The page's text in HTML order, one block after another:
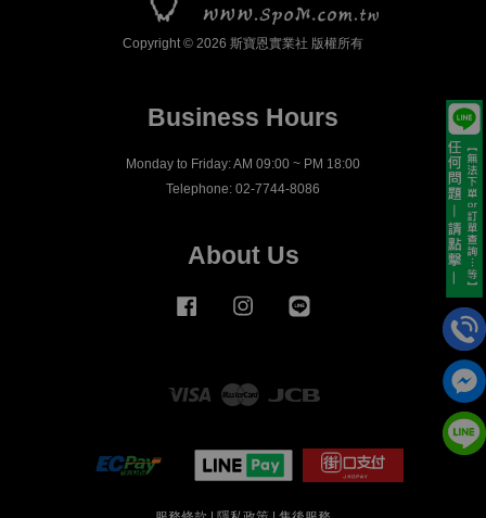
Copyright © 2026 斯寶恩實業社 版權所有
Business Hours
Monday to Friday: AM 09:00 ~ PM 18:00
Telephone: 02-7744-8086
About Us
Facebook Instagram
Visa Master